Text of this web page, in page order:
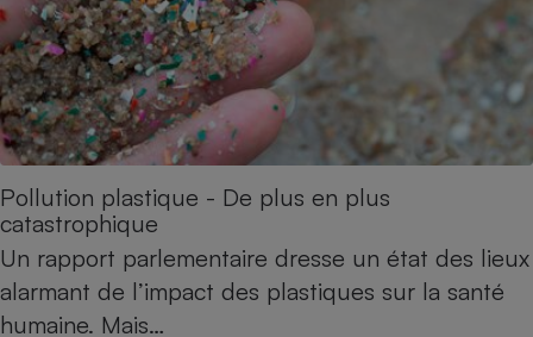
Pollution plastique - De plus en plus
catastrophique
Un rapport parlementaire dresse un état des lieux
alarmant de l’impact des plastiques sur la santé
humaine. Mais…
bouteille
Banque
Lave-linge
Téléviseur
Radiateur électrique
Antimoustique